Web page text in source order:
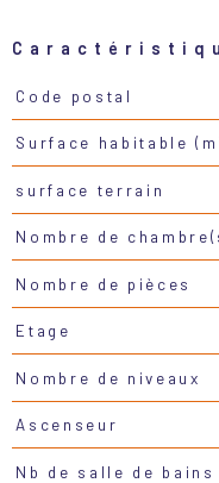
Caractéristiques
Code postal
Surface habitable
surface terrain
Nombre de
Nombre de pièces
Etage
Nombre de niveaux
Ascenseur
Nb de salle de bains